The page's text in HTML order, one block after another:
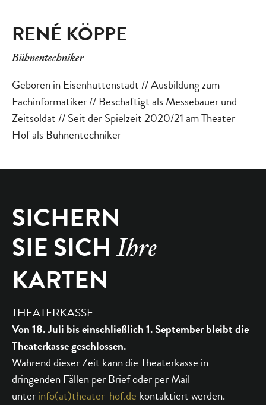
RENÉ KÖPPE
Bühnentechniker
Geboren in Eisenhüttenstadt // Ausbildung zum
Fachinformatiker // Beschäftigt als Messebauer und
Zeitsoldat // Seit der Spielzeit 2020/21 am Theater
Hof als Bühnentechniker
SICHERN
SIE SICH Ihre
KARTEN
THEATERKASSE
Von 18. Juli bis einschließlich 1. September bleibt die
Theaterkasse geschlossen.
Während dieser Zeit kann die Theaterkasse in
dringenden Fällen per Brief oder per Mail
unterinfo(at)theater-hof.de kontaktiert werden.